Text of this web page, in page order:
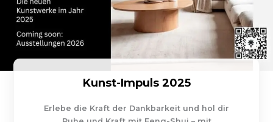
Kunst-Impuls 2025
Erlebe die Kraft der Dankbarkeit und hol dir